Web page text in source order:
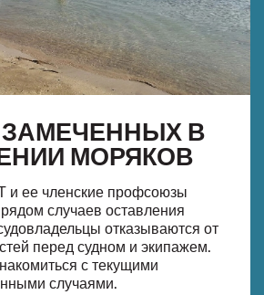
В
МОРЯКОВ
и ее членские профсоюзы
случаев оставления
отказываются от
перед судном и экипажем.
с текущими
случаями.